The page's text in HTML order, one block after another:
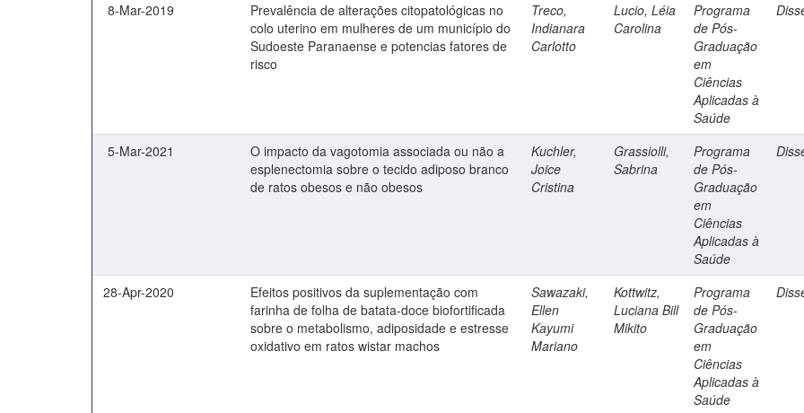
8-Mar-2019
Prevalência de alterações citopatológicas no
colo uterino em mulheres de um município do
Sudoeste Paranaense e potencias fatores de
risco
Treco,
Indianara
Carlotto
Lucio, Léia
Carolina
Programa
de Pós-
Graduação
em
Ciências
Aplicadas à
Saúde
5-Mar-2021
O impacto da vagotomia associada ou não a
esplenectomia sobre o tecido adiposo branco
de ratos obesos e não obesos
Kuchler,
Joice
Cristina
Grassiolli,
Sabrina
Programa
de Pós-
Graduação
em
Ciências
Aplicadas à
Saúde
28-Apr-2020
Efeitos positivos da suplementação com
farinha de folha de batata-doce biofortificada
sobre o metabolismo, adiposidade e estresse
oxidativo em ratos wistar machos
Sawazaki,
Ellen
Kayumi
Mariano
Kottwitz,
Luciana Bill
Mikito
Programa
de Pós-
Graduação
em
Ciências
Aplicadas à
Saúde